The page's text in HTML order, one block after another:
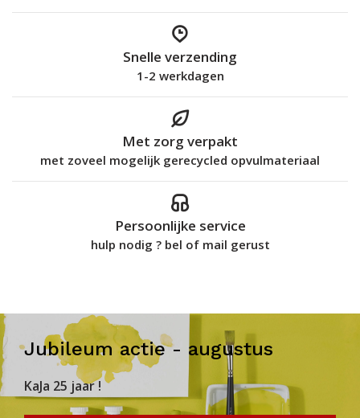
Snelle verzending
1-2 werkdagen
Met zorg verpakt
met zoveel mogelijk gerecycled opvulmateriaal
Persoonlijke service
hulp nodig ? bel of mail gerust
Jubileum actie - augustus
KaJa 25 jaar !